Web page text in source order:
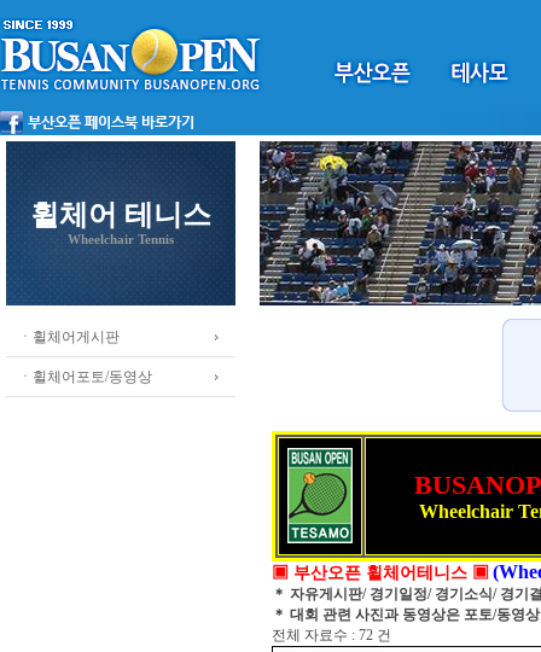
휠체어 테니스
Wheelchair Tennis
ㆍ휠체어게시판
ㆍ휠체어포토/동영상
Wheelchair
▣ 부산오픈 휠체어테니스 ▣
＊ 자유게시판/ 경기일정/ 경기소식/ 경기
＊ 대회 관련 사진과 동영상은 포토/동영
전체 자료수 : 72 건